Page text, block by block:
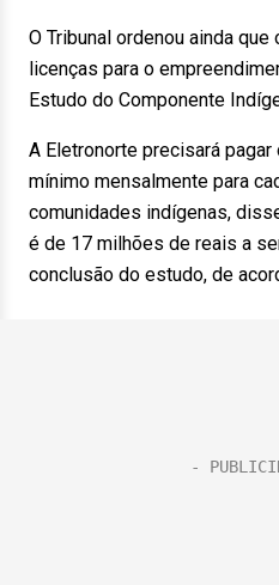
O Tribunal ordenou ainda
licenças para o
Estudo do Componente
A Eletronorte precisará
mínimo mensalmente para
comunidades indígenas,
é de 17 milhões de reais a
conclusão do estudo, de